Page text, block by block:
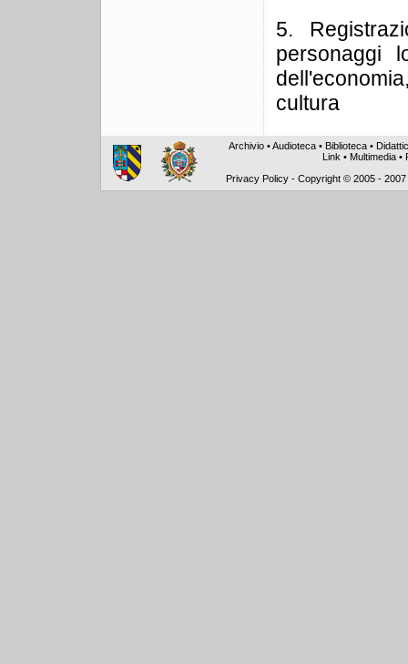
5.
personaggi
cultura
Archivio •Audioteca • Biblioteca •
Link • Multimedia •
Privacy Policy -Copyright © 2005 -